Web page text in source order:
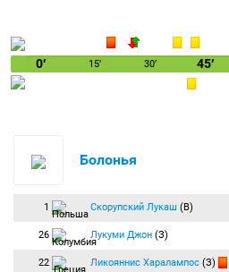
0′ 15′ 30′ 45′
Болонья
1 Скорупский Лукаш (В)
26 Лукуми Джон (З)
22 Ликояннис Харалампос (З)